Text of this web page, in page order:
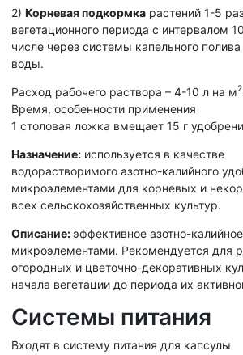
2) Корневая подкормка растений 1-5
вегетационного периода с интервалом
числе через системы капельного
воды.
Расход рабочего раствора – 4-10 л на м2
Время, особенности применения
1 столовая ложка вмещает 15 г
Назначение: используется в качестве
водорастворимого азотно-калийного
микроэлементами для корневых и
всех сельскохозяйственных культур.
Описание:эффективное азотно-
микроэлементами. Рекомендуется для
огородных и цветочно-декоративных
начала вегетации до периода их
Системы питания
Входят в систему питания для капсулы